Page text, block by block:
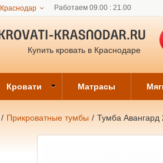
Краснодар Работаем 09.00 : 21.00
Купить кровать в Краснодаре
Кровати Матрасы
/ Прикроватные тумбы / Тумба Авангард